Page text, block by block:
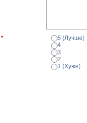
*
5 (Лучше)
4
3
2
1 (Хуже)